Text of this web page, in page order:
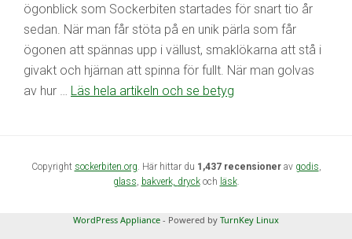
ögonblick som Sockerbiten startades för snart tio år
sedan. När man får stöta på en unik pärla som får
ögonen att spännas upp i vällust, smaklökarna att stå i
givakt och hjärnan att spinna för fullt. När man golvas
av hur … Läs hela artikeln och se betyg
Copyright sockerbiten.org . Här hittar du 1,437 recensionerav godis
glass bakverk, dryckoch läsk.
WordPress Appliance - Powered by TurnKey Linux